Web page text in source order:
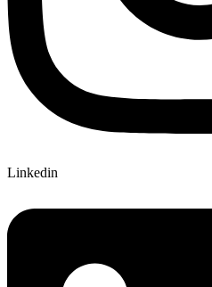
Linkedin